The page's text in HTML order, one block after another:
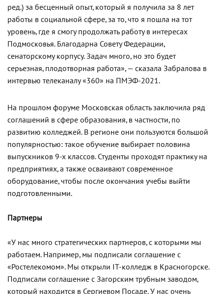
ред.) за бесценный опыт, который я получила за 8 лет
работы в социальной сфере, за то, что я пошла на тот
уровень, где я смогу продолжать работу в интересах
Подмосковья. Благодарна Совету Федерации,
сенаторскому корпусу. Задач много, но это будет
серьезная, плодотворная работа», — сказала Забралова в
интервью телеканалу «360» на ПМЭФ-2021.
На прошлом форуме Московская область заключила ряд
соглашений в сфере образования, в частности, по
развитию колледжей. В регионе они пользуются большой
популярностью: такое обучение выбирает половина
выпускников 9-х классов. Студенты проходят практику на
предприятиях, а также осваивают современное
оборудование, чтобы после окончания учебы выйти
подготовленными.
Партнеры
«У нас много стратегических партнеров, с которыми мы
работаем. Например, мы подписали соглашение с
«Ростелекомом». Мы открыли IT-колледж в Красногорске.
Подписали соглашение с Загорским трубным заводом,
который находится в Сергиевом Посаде. У нас очень